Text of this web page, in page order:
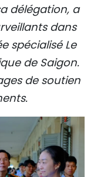
délégation, a
dans
spécialisé Le
de Saigon.
de soutien